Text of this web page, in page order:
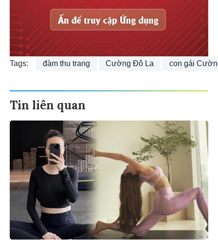
Tags: đàm thu trang Cường Đô La con gái
Tin liên quan